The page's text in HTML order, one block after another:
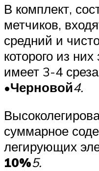
В комплект,
метчиков,
средний и
которого из
имеет 3-4
•Черновой4.
суммарное
легирующих
10%5.